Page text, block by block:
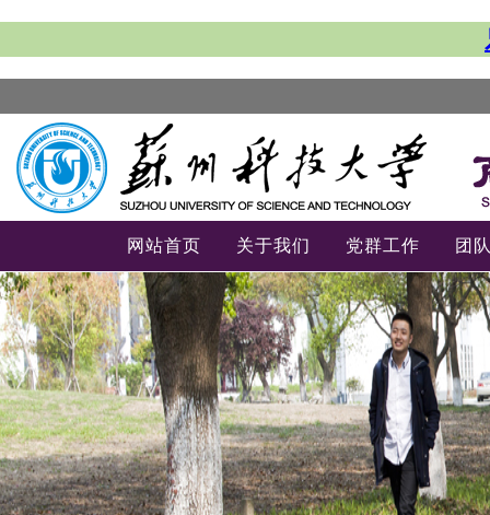
网站首页 关于我们 党群工作 团
-->